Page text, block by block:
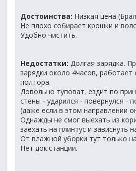
Достоинства: Низкая цена
Не плохо собирает крошки и
Удобно чистить.
Недостатки: Долгая зарядка.
зарядки около 4часов, работает
полтора.
Довольно туповат, ездит по
стены - ударился - повернулся -
(даже если в этом направлении
Однажды не смог выехать из
заехать на плинтус и зависнуть
От влажной уборки тут только
Нет док.станции.